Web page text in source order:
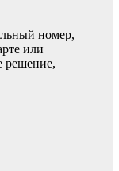
номер,
или
решение,